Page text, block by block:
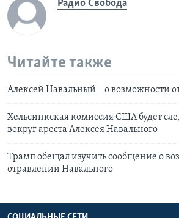
Радио Свобода
Читайте также
Алексей Навальный – о возможности
Хельсинкская комиссия США будет
вокруг ареста Алексея Навального
Трамп обещал изучить сообщение о
отравлении Навального